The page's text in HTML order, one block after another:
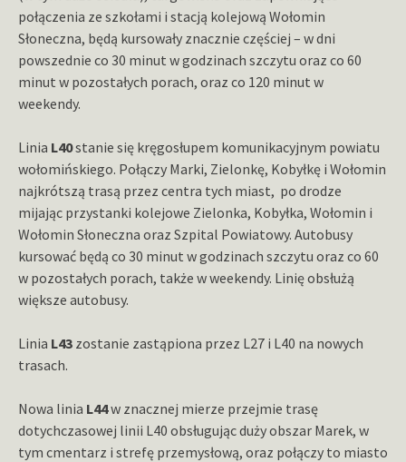
połączenia ze szkołami i stacją kolejową Wołomin
Słoneczna, będą kursowały znacznie częściej – w dni
powszednie co 30 minut w godzinach szczytu oraz co 60
minut w pozostałych porach, oraz co 120 minut w
weekendy.
Linia L40stanie się kręgosłupem komunikacyjnym powiatu
wołomińskiego. Połączy Marki, Zielonkę, Kobyłkę i Wołomin
najkrótszą trasą przez centra tych miast, po drodze
mijając przystanki kolejowe Zielonka, Kobyłka, Wołomin i
Wołomin Słoneczna oraz Szpital Powiatowy. Autobusy
kursować będą co 30 minut w godzinach szczytu oraz co 60
w pozostałych porach, także w weekendy. Linię obsłużą
większe autobusy.
Linia L43 zostanie zastąpiona przez L27 i L40 na nowych
trasach.
Nowa linia L44w znacznej mierze przejmie trasę
dotychczasowej linii L40 obsługując duży obszar Marek, w
tym cmentarz i strefę przemysłową, oraz połączy to miasto